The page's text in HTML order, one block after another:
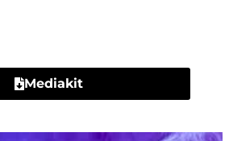
Mediakit